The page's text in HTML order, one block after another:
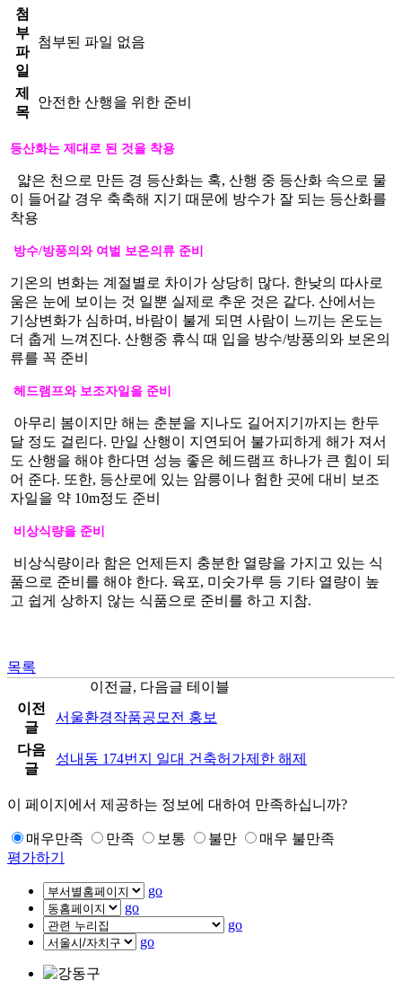
첨
부
파
일
첨부된 파일 없음
제
목
안전한 산행을 위한 준비
등산화는 제대로 된 것을 착용
얇은 천으로 만든 경 등산화는 혹, 산행 중 등산화 속으로 물
이 들어갈 경우 축축해 지기 때문에 방수가 잘 되는 등산화를
착용
방수/방풍의와 여벌 보온의류 준비
기온의 변화는 계절별로 차이가 상당히 많다. 한낮의 따사로
움은 눈에 보이는 것 일뿐 실제로 추운 것은 같다. 산에서는
기상변화가 심하며, 바람이 불게 되면 사람이 느끼는 온도는
더 춥게 느껴진다. 산행중 휴식 때 입을 방수/방풍의와 보온의
류를 꼭 준비
헤드램프와 보조자일을 준비
아무리 봄이지만 해는 춘분을 지나도 길어지기까지는 한두
달 정도 걸린다. 만일 산행이 지연되어 불가피하게 해가 져서
도 산행을 해야 한다면 성능 좋은 헤드램프 하나가 큰 힘이 되
어 준다. 또한, 등산로에 있는 암릉이나 험한 곳에 대비 보조
자일을 약 10m정도 준비
비상식량을 준비
비상식량이라 함은 언제든지 충분한 열량을 가지고 있는 식
품으로 준비를 해야 한다. 육포, 미숫가루 등 기타 열량이 높
고 쉽게 상하지 않는 식품으로 준비를 하고 지참.
목록
이전글, 다음글 테이블
이전
글
서울환경작품공모전 홍보
다음
글
성내동 174번지 일대 건축허가제한 해제
이 페이지에서 제공하는 정보에 대하여 만족하십니까?
매우만족 만족 보통 불만
매우 불만족
평가하기
go
go
go
go